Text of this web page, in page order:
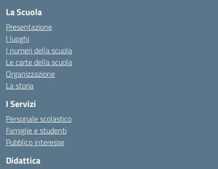
La Scuola
Presentazione
I luoghi
I numeri della scuola
Le carte della scuola
Organizzazione
La storia
I Servizi
Personale scolastico
Famiglie e studenti
Pubblico interesse
Didattica